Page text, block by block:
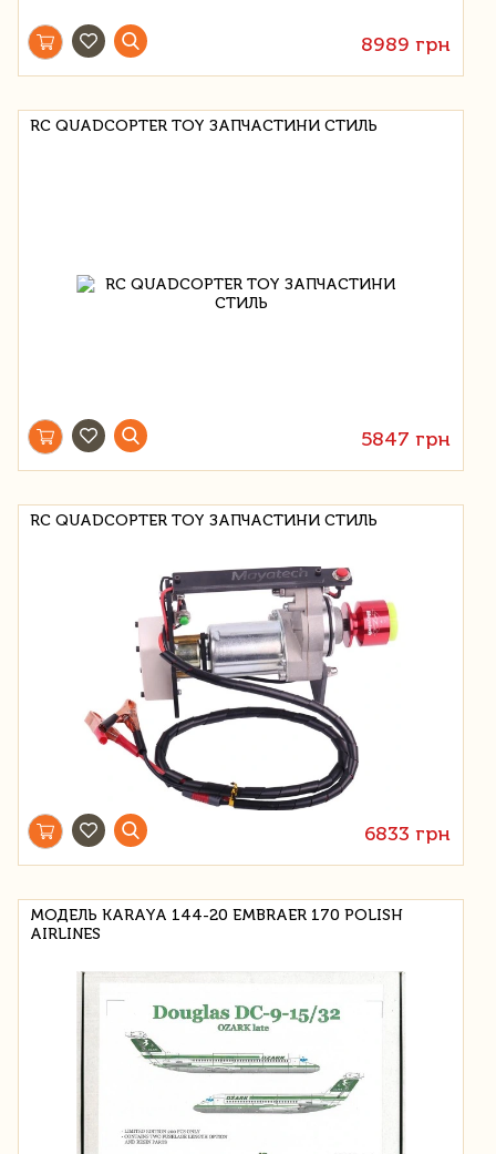
8989 грн
RC QUADCOPTER TOY ЗАПЧАСТИНИ СТИЛЬ
5847 грн
RC QUADCOPTER TOY ЗАПЧАСТИНИ СТИЛЬ
6833 грн
МОДЕЛЬ KARAYA 144-20 EMBRAER 170 POLISH
AIRLINES